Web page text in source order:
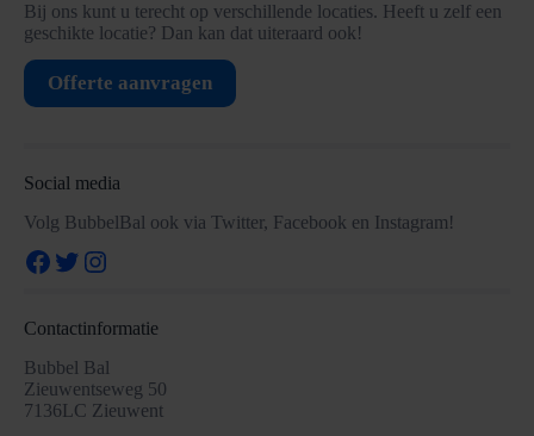
Bij ons kunt u terecht op verschillende locaties. Heeft u zelf een
geschikte locatie? Dan kan dat uiteraard ook!
Offerte aanvragen
Social media
Volg BubbelBal ook via Twitter, Facebook en Instagram!
Facebook
Twitter
Instagram
Contactinformatie
Bubbel Bal
Zieuwentseweg 50
7136LC Zieuwent